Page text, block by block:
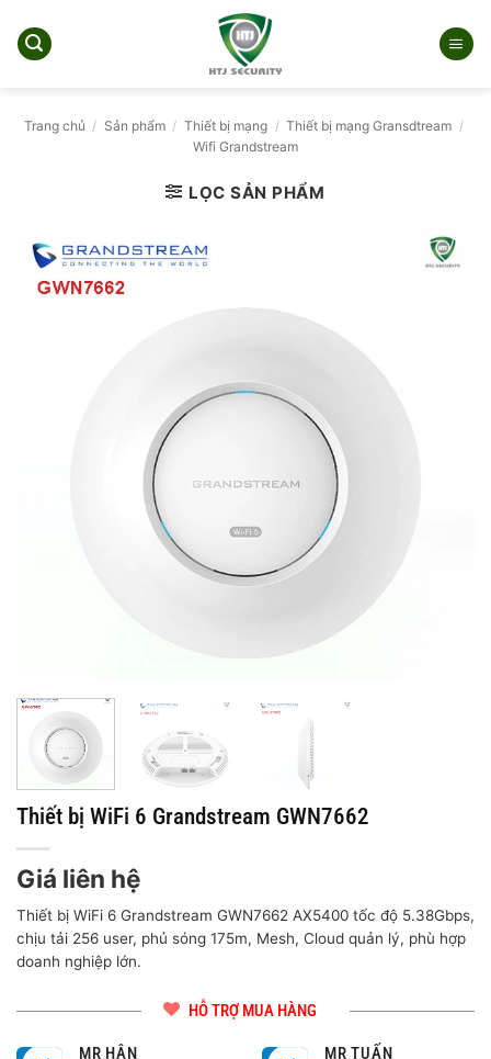
qua
Trang chủ / Sản phẩm / Thiết bị mạng / Thiết bị mạng Gransdtream /
Wifi Grandstream
LỌC SẢN PHẨM
Thiết bị WiFi 6 Grandstream GWN7662
Giá liên hệ
Thiết bị WiFi 6 Grandstream GWN7662 AX5400 tốc độ 5.38Gbps,
chịu tải 256 user, phủ sóng 175m, Mesh, Cloud quản lý, phù hợp
doanh nghiệp lớn.
HỖ TRỢ MUA HÀNG
MR HÂN MR TUẤN